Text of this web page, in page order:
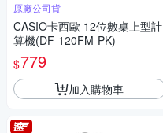
原廠公司貨
CASIO卡西歐 12位數桌上型計
算機(DF-120FM-PK)
$779
加入購物車